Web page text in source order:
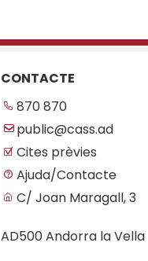
CONTACTE
870 870
public@cass.ad
Cites prèvies
Ajuda/Contacte
C/ Joan Maragall, 3
AD500 Andorra la Vella